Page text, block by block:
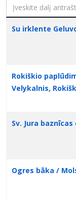
Įveskite dalį antraštės
Pavadinimas
Su irklente
Rokiškio
Velykalnis,
Sv. Jura
Ogres bāka /